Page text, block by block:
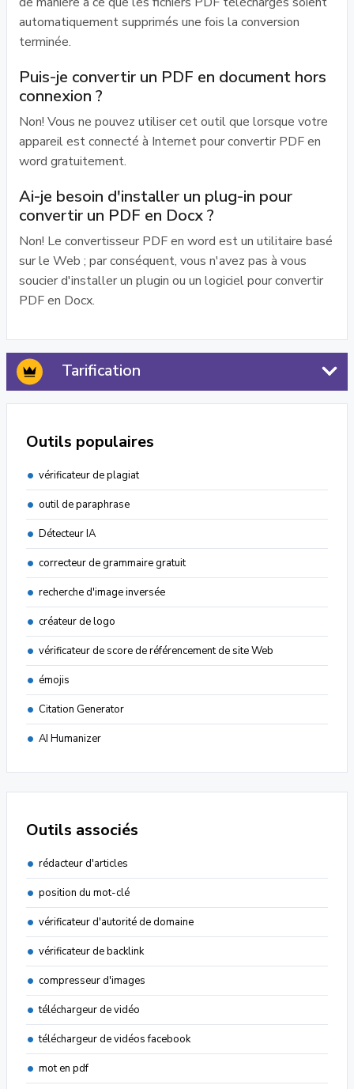
automatiquement supprimés une fois la conversion
terminée.
Puis-je convertir un PDF en document hors
connexion ?
Non! Vous ne pouvez utiliser cet outil que lorsque votre
appareil est connecté à Internet pour convertir PDF en
word gratuitement.
Ai-je besoin d'installer un plug-in pour
convertir un PDF en Docx ?
Non! Le convertisseur PDF en word est un utilitaire basé
sur le Web ; par conséquent, vous n'avez pas à vous
soucier d'installer un plugin ou un logiciel pour convertir
PDF en Docx.
Tarification
Outils populaires
vérificateur de plagiat
outil de paraphrase
Détecteur IA
correcteur de grammaire gratuit
recherche d'image inversée
créateur de logo
vérificateur de score de référencement de site Web
émojis
Citation Generator
AI Humanizer
Outils associés
rédacteur d'articles
position du mot-clé
vérificateur d'autorité de domaine
vérificateur de backlink
compresseur d'images
téléchargeur de vidéo
téléchargeur de vidéos facebook
mot en pdf